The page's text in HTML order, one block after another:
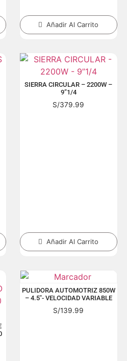
Añadir Al Carrito
SIERRA CIRCULAR – 2200W –
9”1/4
S/379.99
Añadir Al Carrito
PULIDORA AUTOMOTRIZ 850W
– 4.5″- VELOCIDAD VARIABLE
S/139.99